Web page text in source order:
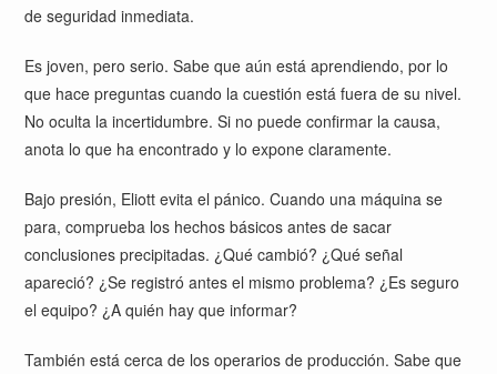
de seguridad inmediata.
Es joven, pero serio. Sabe que aún está aprendiendo, por lo
que hace preguntas cuando la cuestión está fuera de su nivel.
No oculta la incertidumbre. Si no puede confirmar la causa,
anota lo que ha encontrado y lo expone claramente.
Bajo presión, Eliott evita el pánico. Cuando una máquina se
para, comprueba los hechos básicos antes de sacar
conclusiones precipitadas. ¿Qué cambió? ¿Qué señal
apareció? ¿Se registró antes el mismo problema? ¿Es seguro
el equipo? ¿A quién hay que informar?
También está cerca de los operarios de producción. Sabe que